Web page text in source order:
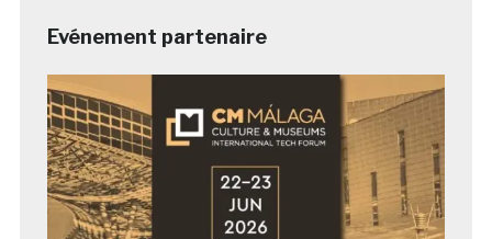
Evénement partenaire